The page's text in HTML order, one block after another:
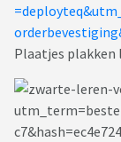
Plaatjes plakken